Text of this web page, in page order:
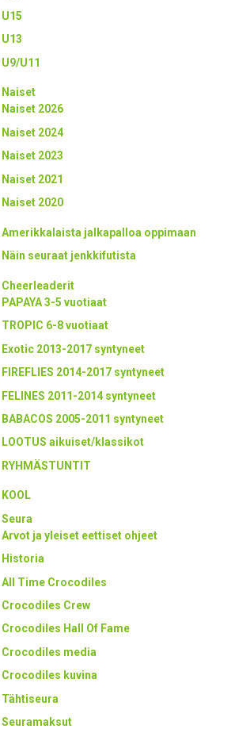
U15
U13
U9/U11
Naiset
Naiset 2026
Naiset 2024
Naiset 2023
Naiset 2021
Naiset 2020
Amerikkalaista jalkapalloa oppimaan
Näin seuraat jenkkifutista
Cheerleaderit
PAPAYA 3-5 vuotiaat
TROPIC 6-8 vuotiaat
Exotic 2013-2017 syntyneet
FIREFLIES 2014-2017 syntyneet
FELINES 2011-2014 syntyneet
BABACOS 2005-2011 syntyneet
LOOTUS aikuiset/klassikot
RYHMÄSTUNTIT
KOOL
Seura
Arvot ja yleiset eettiset ohjeet
Historia
All Time Crocodiles
Crocodiles Crew
Crocodiles Hall Of Fame
Crocodiles media
Crocodiles kuvina
Tähtiseura
Seuramaksut